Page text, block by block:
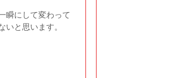
瞬にして変わって
いと思います。